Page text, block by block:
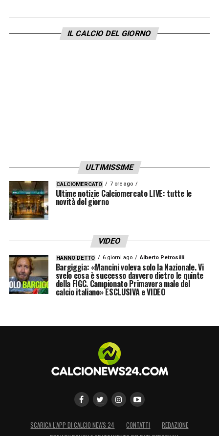
IL CALCIO DEL GIORNO
ULTIMISSIME
CALCIOMERCATO 7 ore ago
Ultime notizie Calciomercato LIVE: tutte le
novità del giorno
VIDEO
HANNO DETTO 6 giorni ago Alberto Petrosilli
Bargiggia: «Mancini voleva solo la Nazionale. Vi
svelo cosa è successo davvero dietro le quinte
della FIGC. Campionato Primavera male del
calcio italiano» ESCLUSIVA e VIDEO
SCARICA L’APP DI CALCIO NEWS 24 CONTATTI
REDAZIONE